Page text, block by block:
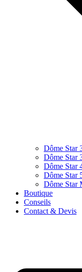
Dôme Star
Dôme Star
Dôme Star
Dôme Star
Dôme Star
Boutique
Conseils
Contact & Devis